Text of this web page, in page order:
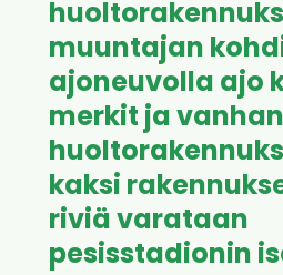
muuntajan
ajoneuvolla ajo
merkit ja vanhan
kaksi
riviä varataan
pesisstadionin